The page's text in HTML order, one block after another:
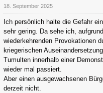
18. September 2025
Ich persönlich halte die Gefahr
sehr gering. Da sehe ich,
wiederkehrenden Provokationen
kriegerischen
Tumulten innerhalb einer
wieder mal passiert.
Aber einen ausgewachsenen
derzeit nicht.